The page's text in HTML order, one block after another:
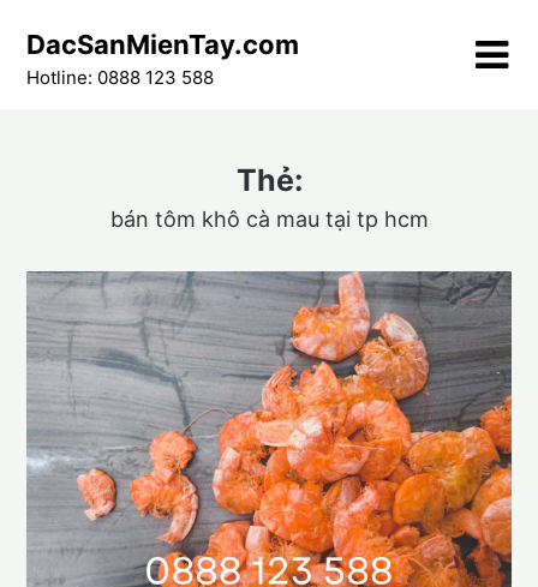
content
DacSanMienTay.com
Hotline: 0888 123 588
Thẻ:
bán tôm khô cà mau tại tp hcm